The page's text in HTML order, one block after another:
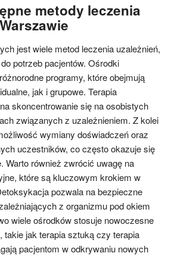
metody leczenia
jest wiele metod leczenia uzależnień,
potrzeb pacjentów. Ośrodki
programy, które obejmują
jak i grupowe. Terapia
skoncentrowanie się na osobistych
związanych z uzależnieniem. Z kolei
wymiany doświadczeń oraz
uczestników, co często okazuje się
Warto również zwrócić uwagę na
które są kluczowym krokiem w
pozwala na bezpieczne
z organizmu pod okiem
wiele ośrodków stosuje nowoczesne
takie jak terapia sztuką czy terapia
pacjentom w odkrywaniu nowych